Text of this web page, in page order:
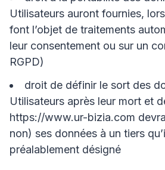
Utilisateurs auront fournies,
font l’objet de traitements
leur consentement ou sur un
RGPD)
droit de définir le sort des
Utilisateurs après leur mort et
https://www.ur-bizia.com
non) ses données à un tiers
préalablement désigné